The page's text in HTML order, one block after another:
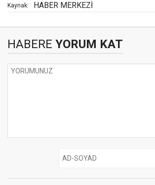
Kaynak: HABER MERKEZİ
HABERE YORUM KAT